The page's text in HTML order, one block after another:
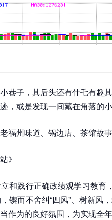
巷子，其后头还有什乇有趣
，或是发现一间藏在角落的
福州味道、锅边店、茶馆故
》
和践行正确政绩观学习教育
锲而不舍纠“四风”、树新风
作为的良好氛围，为实现全